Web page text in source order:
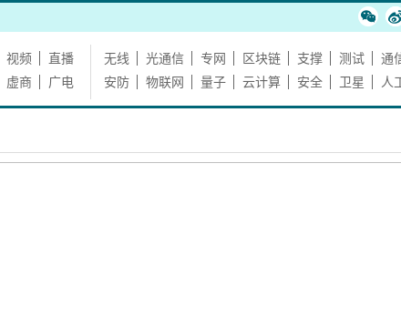
视频
直播
虚商 广电
无线 光通信 专网 区块链 支撑 测试
通
安防
物联网 量子 云计算 安全 卫星 人